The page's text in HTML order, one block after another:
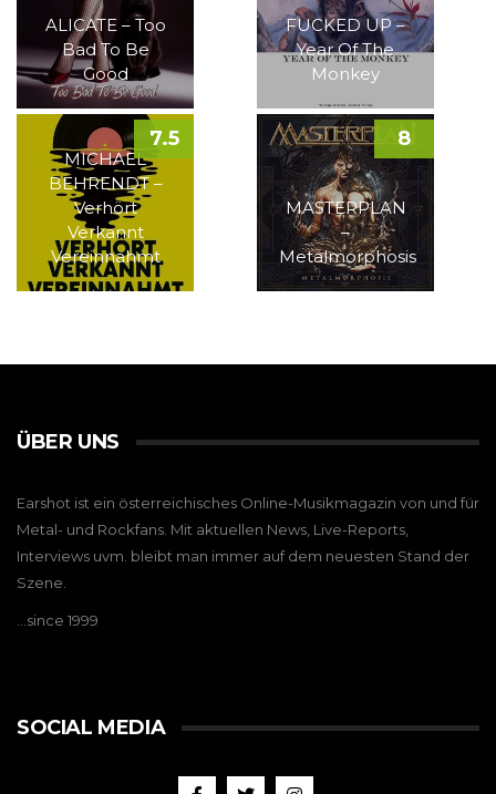
ALICATE – Too
Bad To Be
Good
FUCKED UP –
Year Of The
Monkey
MICHAEL
BEHRENDT –
Verhört
Verkannt
Vereinnahmt
7.5
MASTERPLAN
–
Metalmorphosis
8
ÜBER UNS
Earshot ist ein österreichisches Online-Musikmagazin von und für
Metal- und Rockfans. Mit aktuellen News, Live-Reports,
Interviews uvm. bleibt man immer auf dem neuesten Stand der
Szene.
…since 1999
SOCIAL MEDIA